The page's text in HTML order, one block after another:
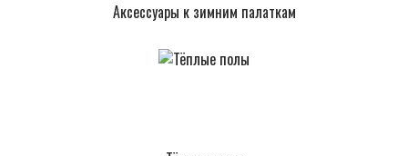
Аксессуары к зимним палаткам